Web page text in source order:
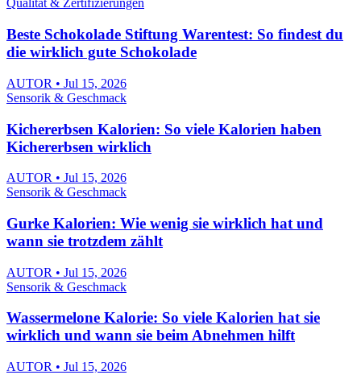
Qualität & Zertifizierungen
Beste Schokolade Stiftung Warentest: So findest du
die wirklich gute Schokolade
AUTOR • Jul 15, 2026
Sensorik & Geschmack
Kichererbsen Kalorien: So viele Kalorien haben
Kichererbsen wirklich
AUTOR • Jul 15, 2026
Sensorik & Geschmack
Gurke Kalorien: Wie wenig sie wirklich hat und
wann sie trotzdem zählt
AUTOR • Jul 15, 2026
Sensorik & Geschmack
Wassermelone Kalorie: So viele Kalorien hat sie
wirklich und wann sie beim Abnehmen hilft
AUTOR • Jul 15, 2026